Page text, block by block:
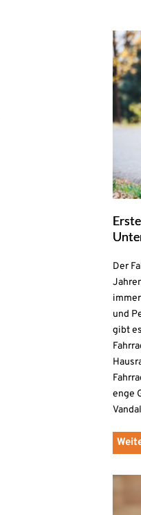
Der
und
gibt
enge